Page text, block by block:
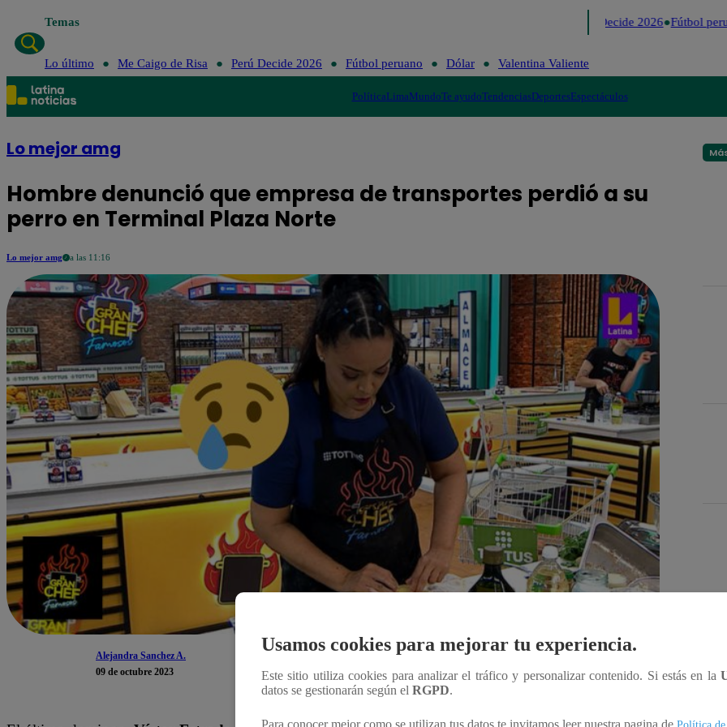
Temas Perú Decide 2026 Fútbol
Lo último Me Caigo de Risa Perú Decide 2026 Fútbol peruano Dólar Valentina Valiente
PolíticaLimaMundoTe ayudoTendenciasDeportesEspectáculos
Lo mejor amg
Hombre denunció que empresa de transportes perdió a su
perro en Terminal Plaza Norte
Lo mejor amg a las 11:16
Alejandra Sanchez A.
09 de octubre 2023
Usamos cookies para mejorar tu experiencia.
Este sitio utiliza cookies para analizar el tráfico y personalizar contenido. Si estás en la
datos se gestionarán según el RGPD.